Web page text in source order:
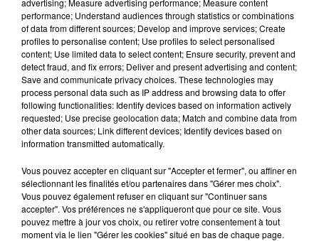
Le handicapeur lui a aussi offert son noel avec 7
livres supplémentaires. Il est capable d'aller contre
pour la 4/5 éme place.
*****
En direct des pistes :
Cagnes/mer (R3) : 210 DJANGO DE CARLESS - 312
HAUDATIS - 406 HARDI CROWN - 501 GOLD PEJI
FIL D'ACTUS
performance; Understand audiences through statistics or combinations
of data from different sources; Develop and improve services; Create
profiles to personalise content; Use profiles to select personalised
content; Use limited data to select content; Ensure security, prevent and
detect fraud, and fix errors; Deliver and present advertising and content;
Save and communicate privacy choices. These technologies may
process personal data such as IP address and browsing data to offer
following functionalities: Identify devices based on information actively
requested; Use precise geolocation data; Match and combine data from
other data sources; Link different devices; Identify devices based on
information transmitted automatically.
Vous pouvez accepter en cliquant sur "Accepter et fermer", ou affiner en
sélectionnant les finalités et/ou partenaires dans "Gérer mes choix".
Vous pouvez également refuser en cliquant sur "Continuer sans
accepter". Vos préférences ne s'appliqueront que pour ce site. Vous
pouvez mettre à jour vos choix, ou retirer votre consentement à tout
moment via le lien "Gérer les cookies" situé en bas de chaque page.